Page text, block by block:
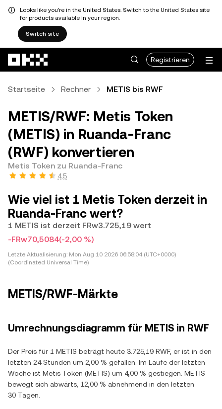
Looks like you're in the United States. Switch to the United States site
for products available in your region.
Switch site
Registrieren
Startseite Rechner METIS bis RWF
METIS/RWF: Metis Token
(METIS) in Ruanda-Franc
(RWF) konvertieren
Metis Token zu Ruanda-Franc
4,5
Wie viel ist 1 Metis Token derzeit in
Ruanda-Franc wert?
1 METIS ist derzeit FRw3.725,19 wert
-FRw70,5084(-2,00 %)
Letzte Aktualisierung: Mon Aug 10 2026 06:58:04 (UTC+0000)
(Coordinated Universal Time)
METIS/RWF-Märkte
Umrechnungsdiagramm für METIS in RWF
Der Preis für 1 METIS beträgt heute 3.725,19 RWF, er ist in den
letzten 24 Stunden um 2,00 % gefallen. Im Laufe der letzten
Woche ist Metis Token (METIS) um 4,00 % gestiegen. METIS
bewegt sich abwärts, 12,00 % abnehmend in den letzten
30 Tagen.